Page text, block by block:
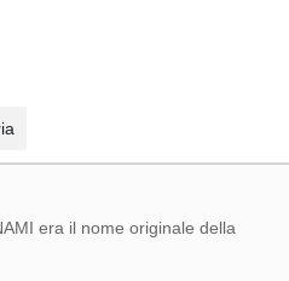
era il nome originale della